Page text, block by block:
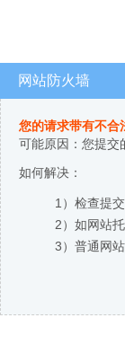
网站防火墙
您的请求带有不合
可能原因：您提交
如何解决：
1）检查提交
2）如网站
3）普通网